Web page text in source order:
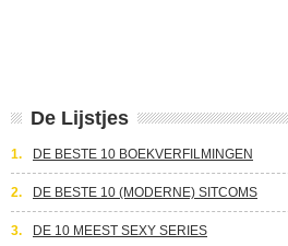
De Lijstjes
1. DE BESTE 10 BOEKVERFILMINGEN
2. DE BESTE 10 (MODERNE) SITCOMS
3. DE 10 MEEST SEXY SERIES